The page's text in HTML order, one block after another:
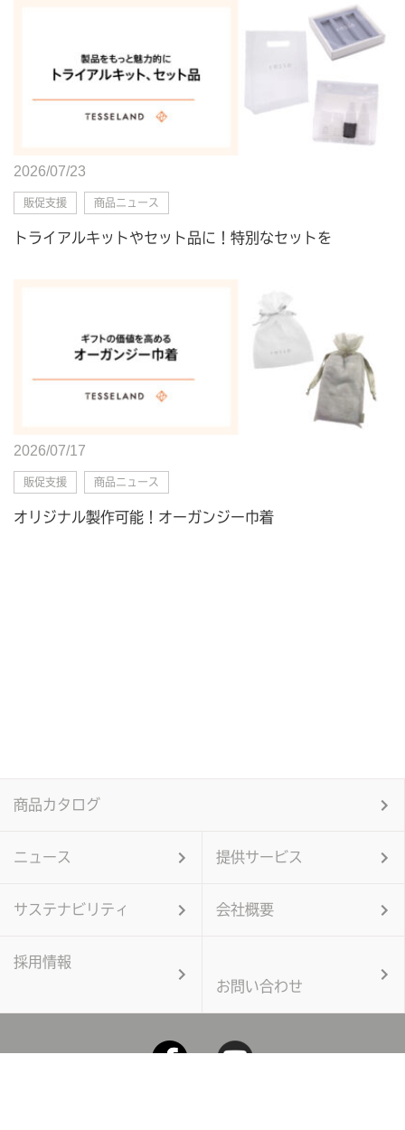
2026/07/23
販促支援 商品ニュース
トライアルキットやセット品に！特別なセットを
2026/07/17
販促支援 商品ニュース
オリジナル製作可能！オーガンジー巾着
商品カタログ
ニュース 提供サービス
サステナビリティ 会社概要
採用情報
お問い合わせ